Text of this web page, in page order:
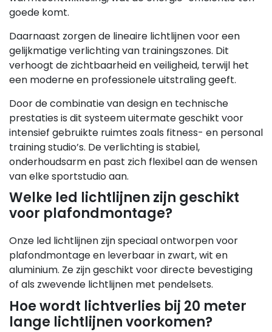
goede komt.
Daarnaast zorgen de lineaire lichtlijnen voor een
gelijkmatige verlichting van trainingszones. Dit
verhoogt de zichtbaarheid en veiligheid, terwijl het
een moderne en professionele uitstraling geeft.
Door de combinatie van design en technische
prestaties is dit systeem uitermate geschikt voor
intensief gebruikte ruimtes zoals fitness- en personal
training studio’s. De verlichting is stabiel,
onderhoudsarm en past zich flexibel aan de wensen
van elke sportstudio aan.
Welke led lichtlijnen zijn geschikt
voor plafondmontage?
Onze led lichtlijnen zijn speciaal ontworpen voor
plafondmontage en leverbaar in zwart, wit en
aluminium. Ze zijn geschikt voor directe bevestiging
of als zwevende lichtlijnen met pendelsets.
Hoe wordt lichtverlies bij 20 meter
lange lichtlijnen voorkomen?